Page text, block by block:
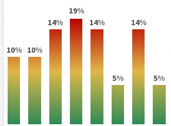
10% 10%
14%
19%
14%
5%
14%
5%